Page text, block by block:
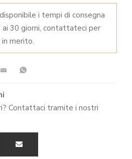
i tempi di consegna
ai 30 giorni, contattateci per
merito.
Contattaci tramite i nostri